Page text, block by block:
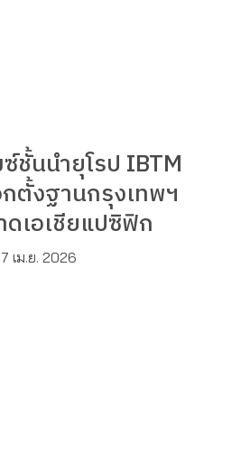
ชั้นนำยุโรป IBTM
ตั้งฐานกรุงเทพฯ
ดเอเชียแปซิฟิก
7 เม.ย. 2026